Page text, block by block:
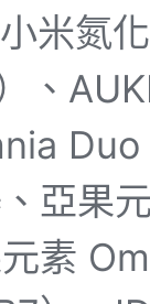
米氮
、
亞果
素